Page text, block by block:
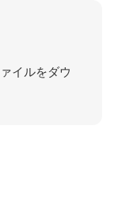
イルをダウ